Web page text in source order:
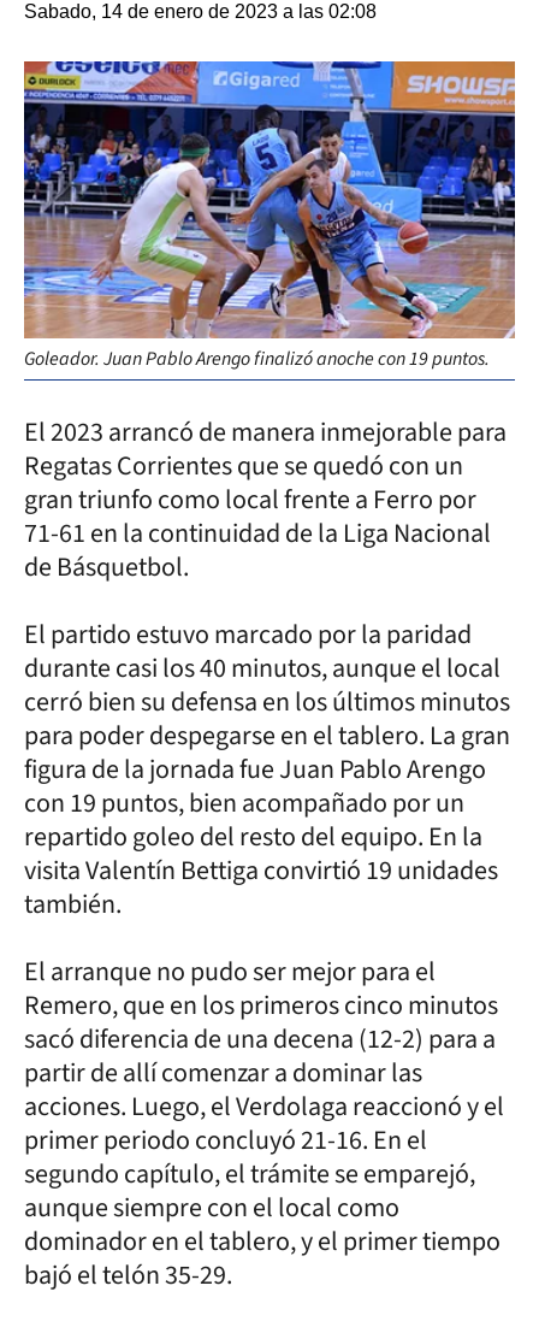
Sabado, 14 de enero de 2023 a las 02:08
Goleador. Juan Pablo Arengo finalizó anoche con 19 puntos.
El 2023 arrancó de manera inmejorable para
Regatas Corrientes que se quedó con un
gran triunfo como local frente a Ferro por
71-61 en la continuidad de la Liga Nacional
de Básquetbol.
El partido estuvo marcado por la paridad
durante casi los 40 minutos, aunque el local
cerró bien su defensa en los últimos minutos
para poder despegarse en el tablero. La gran
figura de la jornada fue Juan Pablo Arengo
con 19 puntos, bien acompañado por un
repartido goleo del resto del equipo. En la
visita Valentín Bettiga convirtió 19 unidades
también.
El arranque no pudo ser mejor para el
Remero, que en los primeros cinco minutos
sacó diferencia de una decena (12-2) para a
partir de allí comenzar a dominar las
acciones. Luego, el Verdolaga reaccionó y el
primer periodo concluyó 21-16. En el
segundo capítulo, el trámite se emparejó,
aunque siempre con el local como
dominador en el tablero, y el primer tiempo
bajó el telón 35-29.